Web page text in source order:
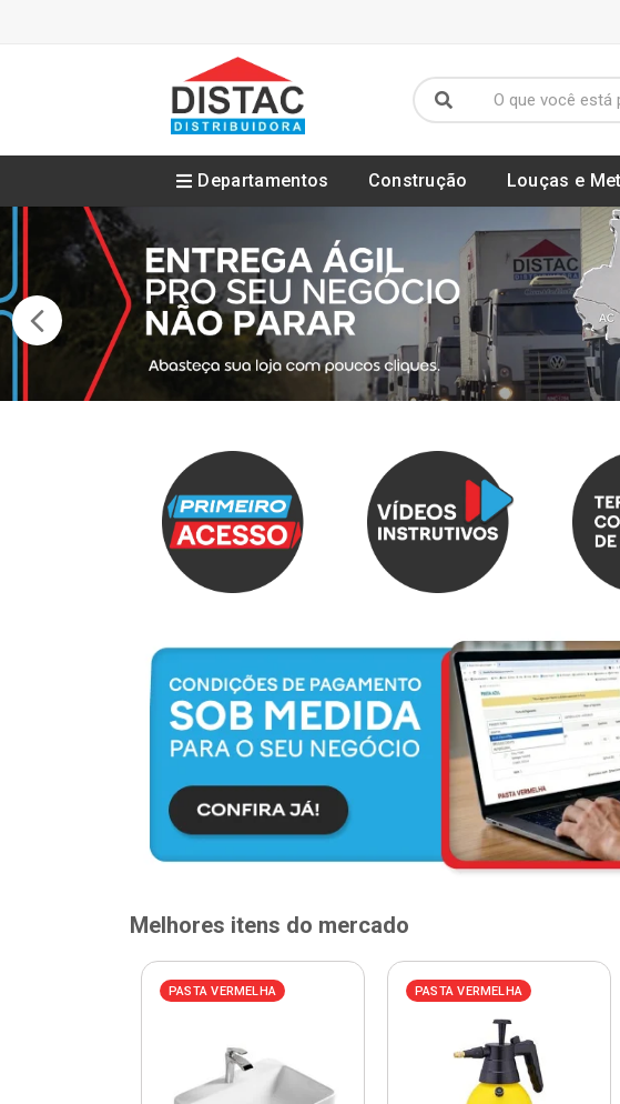
Departamentos Construção Louças e
Melhores itens do mercado
PASTA VERMELHA PASTA VERMELHA